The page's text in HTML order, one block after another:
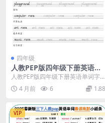
四年级
人教PEP版四年级下册英语单
词字帖及手写板同步专项练习
电子版
人教PEP版四年级下册英语单词字
帖手写板专项推荐 各位家长和同学
们好，我是学科星...
4 月前 6 1.88
VIP